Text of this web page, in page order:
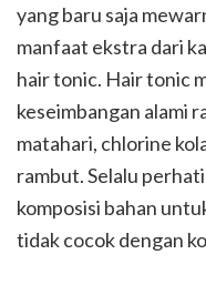
yang baru saja
manfaat ekstra dari
hair tonic. Hair tonic
keseimbangan alami
matahari, chlorine
rambut. Selalu
komposisi bahan
tidak cocok dengan